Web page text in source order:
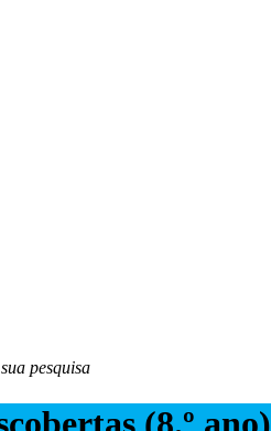
pesquisa